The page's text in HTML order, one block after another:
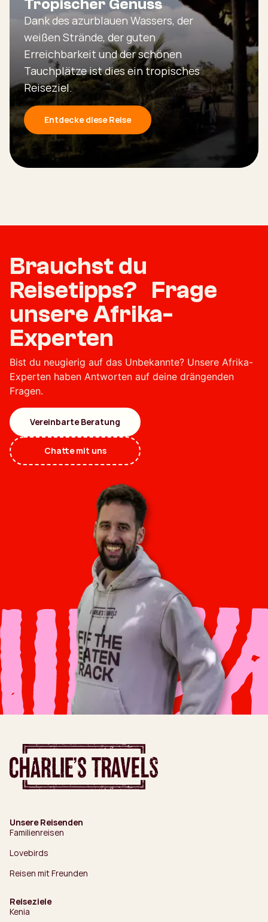
Tropischer Genuss
Dank des azurblauen Wassers, der
weißen Strände, der guten
Erreichbarkeit und der schönen
Tauchplätze ist dies ein tropisches
Reiseziel.
Entdecke diese Reise
Brauchst du
Reisetipps? Frage
unsere Afrika-
Experten
Bist du neugierig auf das Unbekannte? Unsere Afrika-
Experten haben Antworten auf deine drängenden
Fragen.
Vereinbarte Beratung
Chatte mit uns
Unsere Reisenden
Familienreisen
Lovebirds
Reisen mit Freunden
Reiseziele
Kenia